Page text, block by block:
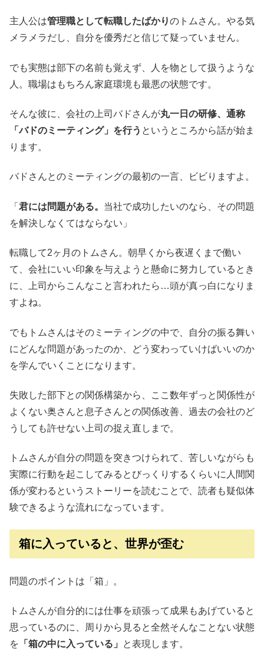
主人公は管理職として転職したばかりのトムさん。やる気
メラメラだし、自分を優秀だと信じて疑っていません。
でも実態は部下の名前も覚えず、人を物として扱うような
人。職場はもちろん家庭環境も最悪の状態です。
そんな彼に、会社の上司バドさんが丸一日の研修、通称
「バドのミーティング」を行う というところから話が始ま
ります。
バドさんとのミーティングの最初の一言、ビビりますよ。
「 君には問題がある。 当社で成功したいのなら、その問題
を解決しなくてはならない」
転職して2ヶ月のトムさん。朝早くから夜遅くまで働い
て、会社にいい印象を与えようと懸命に努力しているとき
に、上司からこんなこと言われたら…頭が真っ白になりま
すよね。
でもトムさんはそのミーティングの中で、自分の振る舞い
にどんな問題があったのか、どう変わっていけばいいのか
を学んでいくことになります。
失敗した部下との関係構築から、ここ数年ずっと関係性が
よくない奥さんと息子さんとの関係改善、過去の会社のど
うしても許せない上司の捉え直しまで。
トムさんが自分の問題を突きつけられて、苦しいながらも
実際に行動を起こしてみるとびっくりするくらいに人間関
係が変わるというストーリーを読むことで、読者も疑似体
験できるような流れになっています。
箱に入っていると、世界が歪む
問題のポイントは「箱」。
トムさんが自分的には仕事を頑張って成果もあげていると
思っているのに、周りから見ると全然そんなことない状態
を 「箱の中に入っている」 と表現します。